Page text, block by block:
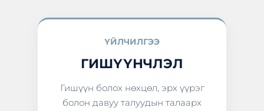
ҮЙЛЧИЛГЭЭ
ГИШҮҮНЧЛЭЛ
Гишүүн болох нөхцөл, эрх үүрэг
болон давуу талуудын талаарх